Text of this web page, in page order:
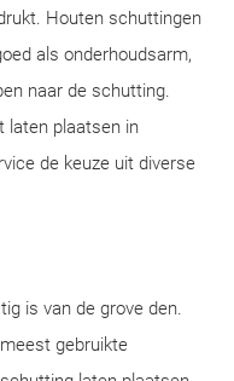
Houten schuttingen
als onderhoudsarm,
naar de schutting.
laten plaatsen in
de keuze uit diverse
is van de grove den.
gebruikte